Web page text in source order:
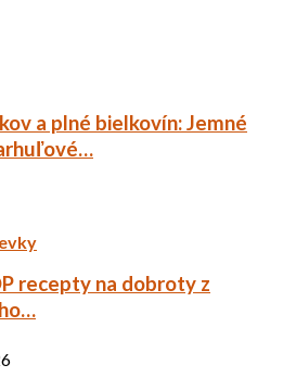
a plné bielkovín: Jemné
recepty na dobroty z